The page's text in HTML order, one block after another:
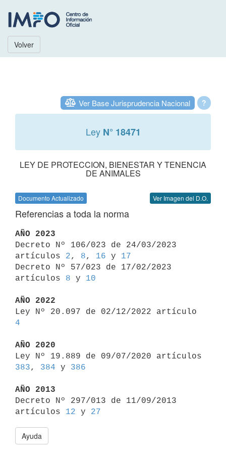
Volver
?
Ver Base Jurisprudencia Nacional
Ley N° 18471
LEY DE PROTECCION, BIENESTAR Y TENENCIA
DE ANIMALES
Documento Actualizado Ver Imagen del D.O.
Referencias a toda la norma
AÑO 2023
Decreto Nº 106/023 de 24/03/2023
artículos 2, 8, 16 y 17
Decreto Nº 57/023 de 17/02/2023
artículos 8 y 10
AÑO 2022
4
AÑO 2020
383, 384 y 386
AÑO 2013
Decreto Nº 297/013 de 11/09/2013
artículos 12 y 27
Ayuda